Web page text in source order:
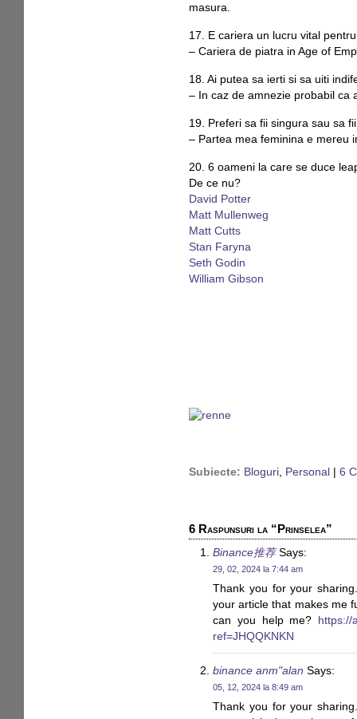
masura.
17. E cariera un lucru vital
– Cariera de piatra in Age of
18. Ai putea sa ierti si sa uiti
– In caz de amnezie probabil ca
19. Preferi sa fii singura sau sa
– Partea mea feminina e mereu
20. 6 oameni la care se duce
De ce nu?
David Potter
Matt Mullenweg
Matt Cutts
Stan Faryna
Seth Godin
William Gibson
Subiecte: Bloguri, Personal 6
6 Raspunsuri la “Prinselea”
Binance推荐Says:
29, 02, 2024 la 7:44 am
Thank you for your
your article that makes me
can you help me?
https://
ref=JHQQKNKN
binance anm"alan Says:
05, 12, 2024 la 8:49 am
Thank you for your